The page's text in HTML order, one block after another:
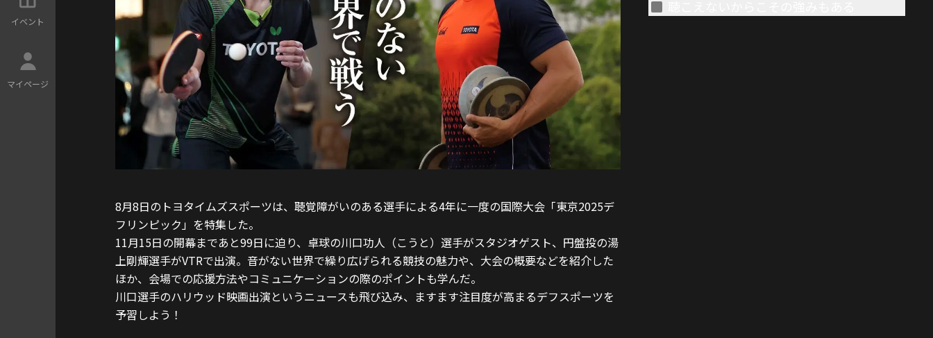
イベン ト
マイページ
8月8日のトヨタイムズスポーツは、聴覚障がいのある選手による4年に一度の国際大会「東京2025デ
フリンピック」を特集した。
11月15日の開幕まであと99日に迫り、卓球の川口功人（こうと）選手がスタジオゲスト、円盤投の湯
上剛輝選手がVTRで出演。音がない世界で繰り広げられる競技の魅力や、大会の概要などを紹介した
ほか、会場での応援方法やコミュニケーションの際のポイントも学んだ。
川口選手のハリウッド映画出演というニュースも飛び込み、ますます注目度が高まるデフスポーツを
予習しよう！